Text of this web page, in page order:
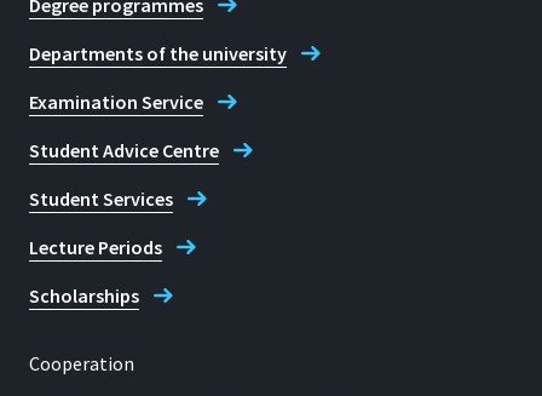
Degree programmes
Departments of the university
Examination Service
Student Advice Centre
Student Services
Lecture Periods
Scholarships
Cooperation